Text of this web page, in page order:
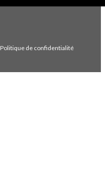
Politique de confidentialité